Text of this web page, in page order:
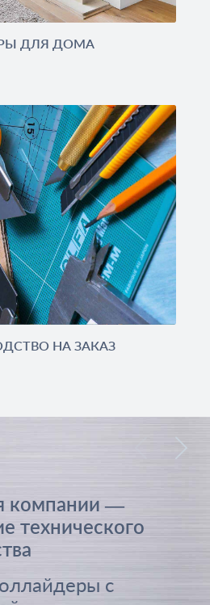
ДЛЯ ДОМА
НА ЗАКАЗ
компании —
технического
с